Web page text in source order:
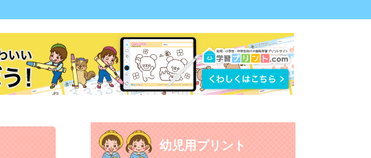
幼児用プリント